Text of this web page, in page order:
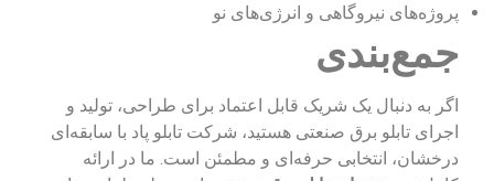
پروژه‌های نیروگاهی و انرژی‌های نو
جمع‌بندی
اگر به دنبال یک شریک قابل اعتماد برای طراحی، تولید و
اجرای تابلو برق صنعتی هستید، شرکت تابلو پاد با سابقه‌ای
درخشان، انتخابی حرفه‌ای و مطمئن است. ما در ارائه